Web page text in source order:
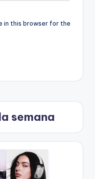
in this browser for the
semana